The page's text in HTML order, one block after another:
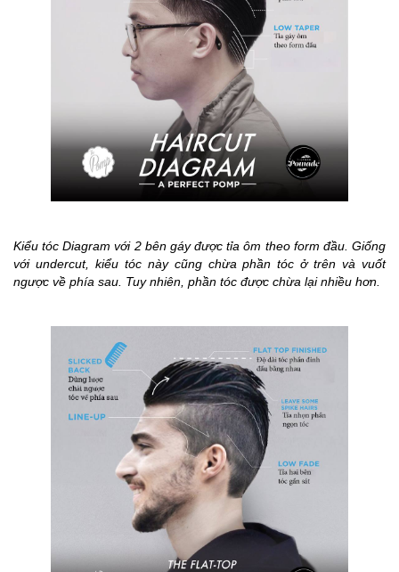
Kiểu tóc Diagram với 2 bên gáy được tỉa ôm theo form đầu. Giống
với undercut, kiểu tóc này cũng chừa phần tóc ở trên và vuốt
ngược về phía sau. Tuy nhiên, phần tóc được chừa lại nhiều hơn.